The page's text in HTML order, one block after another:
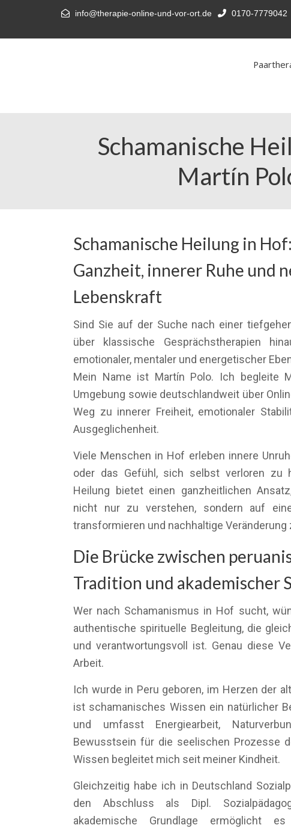
info@therapie-online-und-vor-ort.de 0170-7779042
Schamanische
Martín
Schamanische Heilung in
Ganzheit, innerer Ruhe und
Lebenskraft
Sind Sie auf der Suche nach einer
über klassische Gesprächstherapien
emotionaler, mentaler und energetischer
Mein Name ist Martín Polo. Ich begleite
Umgebung sowie deutschlandweit über
Weg zu innerer Freiheit, emotionaler
Ausgeglichenheit.
Viele Menschen in Hof erleben innere
oder das Gefühl, sich selbst verloren zu
Heilung bietet einen ganzheitlichen
nicht nur zu verstehen, sondern auf
transformieren und nachhaltige Veränderung
Die Brücke zwischen
Tradition und akademischer
Wer nach Schamanismus in Hof sucht,
authentische spirituelle Begleitung, die
und verantwortungsvoll ist. Genau diese
Arbeit.
Ich wurde in Peru geboren, im Herzen der
ist schamanisches Wissen ein natürlicher
und umfasst Energiearbeit,
Bewusstsein für die seelischen Prozesse
Wissen begleitet mich seit meiner Kindheit.
Gleichzeitig habe ich in Deutschland
den Abschluss als Dipl.
akademische Grundlage ermöglicht